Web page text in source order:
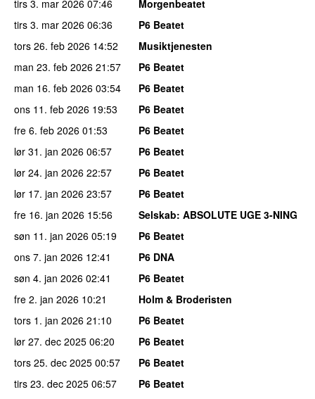
tirs 3. mar 2026 07:46
Morgenbeatet
tirs 3. mar 2026 06:36
P6 Beatet
tors 26. feb 2026 14:52
Musiktjenesten
man 23. feb 2026 21:57
P6 Beatet
man 16. feb 2026 03:54
P6 Beatet
ons 11. feb 2026 19:53
P6 Beatet
fre 6. feb 2026 01:53
P6 Beatet
lør 31. jan 2026 06:57
P6 Beatet
lør 24. jan 2026 22:57
P6 Beatet
lør 17. jan 2026 23:57
P6 Beatet
fre 16. jan 2026 15:56 Selskab: ABSOLUTE UGE 3-NING
søn 11. jan 2026 05:19
P6 Beatet
ons 7. jan 2026 12:41
P6 DNA
søn 4. jan 2026 02:41
P6 Beatet
fre 2. jan 2026 10:21
Holm & Broderisten
tors 1. jan 2026 21:10
P6 Beatet
lør 27. dec 2025 06:20
P6 Beatet
tors 25. dec 2025 00:57
P6 Beatet
tirs 23. dec 2025 06:57
P6 Beatet